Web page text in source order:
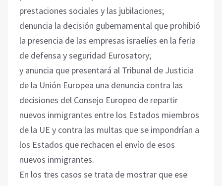
prestaciones sociales y las jubilaciones;
denuncia la decisión gubernamental que prohibió
la presencia de las empresas israelíes en la feria
de defensa y seguridad Eurosatory;
y anuncia que presentará al Tribunal de Justicia
de la Unión Europea una denuncia contra las
decisiones del Consejo Europeo de repartir
nuevos inmigrantes entre los Estados miembros
de la UE y contra las multas que se impondrían a
los Estados que rechacen el envío de esos
nuevos inmigrantes.
En los tres casos se trata de mostrar que ese